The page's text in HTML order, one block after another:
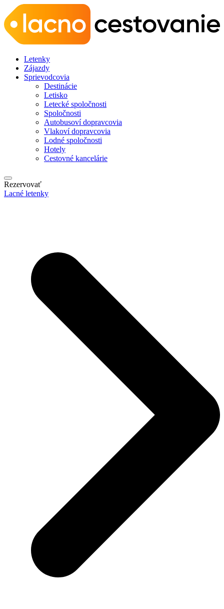
Letenky
Zájazdy
Sprievodcovia
Destinácie
Letisko
Letecké spoločnosti
Spoločnosti
Autobusoví dopravcovia
Vlakoví dopravcovia
Lodné spoločnosti
Hotely
Cestovné kancelárie
Rezervovať
Lacné letenky